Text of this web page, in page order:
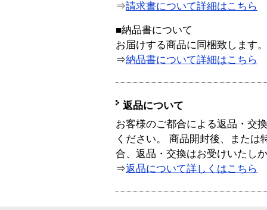
⇒請求書について詳細はこちら
■納品書について
お届けする商品に同梱致します。
⇒納品書について詳細はこちら
返品について
お客様のご都合による返品・交
ください。 商品開封後、または
合、返品・交換はお受けいたし
⇒返品について詳しくはこちら